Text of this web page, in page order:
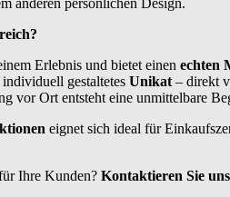
Erlebnis und bietet einen echten
gestaltetes Unikat – direkt
vor Ort entsteht eine unmittelbare
eignet sich ideal für
Ihre Kunden? Kontaktieren Sie uns